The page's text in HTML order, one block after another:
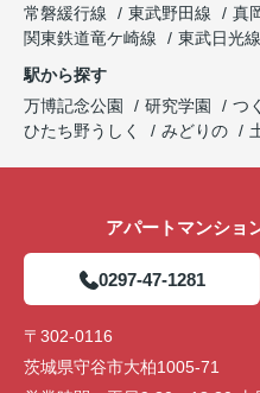
常磐緩行線
東武野田線 真
関東鉄道竜ケ崎線
東武日光線
駅から探す
万博記念公園
研究学園 つ
ひたち野うしく
みどりの
アパートマンシ
0297-47-1281
〒302-0116
茨城県守谷市大柏1005-71